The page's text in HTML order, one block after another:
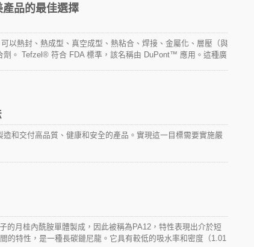
品的最佳選擇
以熱封、熱成型、真空成型、熱粘合、焊接、金屬化、層壓（與
劑。 Tefzel® 符合 FDA 標準，該名稱由 DuPont™ 應用。這種廣
和交付高品質、健康和安全的產品。實現這一目標需要實施嚴
的月桂內酰胺單體製成，因此被稱為PA12，特性表現出介於短
的特性，是一種長碳鏈尼龍。它具有較低的吸水率和密度（1.01